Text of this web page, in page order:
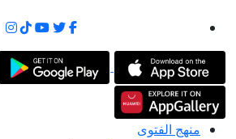
منهج الفتوى